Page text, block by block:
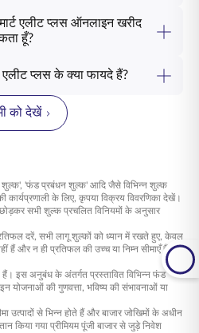
एलीट प्लस ऑनलाइन खरीद
हूँ?
क्लिक में अपने परिवार की सुरक्षा करते
शुरू करें।
एलीट प्लस के क्या फायदे हैं?
समाधान प्रदान करती हैं जो आपके
के अनुकूल ढल जाता है। आपके प्रियजनों के
परिवार अपने लक्ष्यों को प्राप्त
सहायता प्रदान करती है, साथ ही
को भी सुरक्षित रखती है। एसबीआई लाइफ -
के लिए, आज ही हमारे विशेषज्ञों से
को देखें
शुल्क', 'फंड प्रबंधन शुल्क' आदि जैसे विभिन्न शुल्क
के लिए, कृपया विक्रय विवरणिका देखें।
सभी शुल्क प्रचलित विनियमों के अनुसार
दरें, सभी लागू शुल्कों को ध्यान में रखते हुए, केवल
हैं और न ही प्रतिफल की उच्च या निम्न सीमाएँ हैं।
हैं। इस अनुबंध के अंतर्गत प्रस्तावित विभिन्न फंड
योजनाओं की गुणवत्ता, भविष्य की संभावनाओं या
उत्पादों से भिन्न होते हैं और बाजार जोखिमों के अधीन
किया गया प्रीमियम पूंजी बाजार से जुड़े निवेश